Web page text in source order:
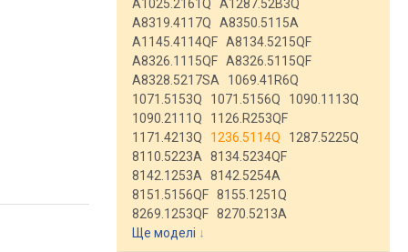
A1025.2161Q
A1287.52B3Q
A8319.4117Q
A8350.5115A
A1145.4114QF A8134.5215QF
A8326.1115QF A8326.5115QF
A8328.5217SA
1069.41R6Q
1071.5153Q
1071.5156Q
1090.1113Q
1090.2111Q
1126.R253QF
1171.4213Q
1236.5114Q
1287.5225Q
8110.5223A
8134.5234QF
8142.1253A
8142.5254A
8151.5156QF 8155.1251Q
8269.1253QF 8270.5213A
Ще моделі ↓